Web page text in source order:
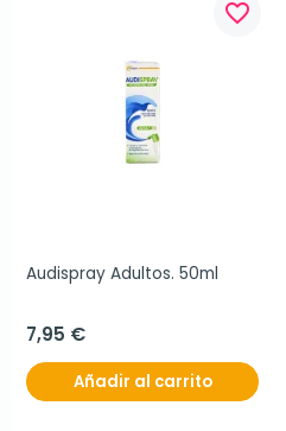
favorite_border
Audispray Adultos. 50ml
7,95 €
Añadir al carrito